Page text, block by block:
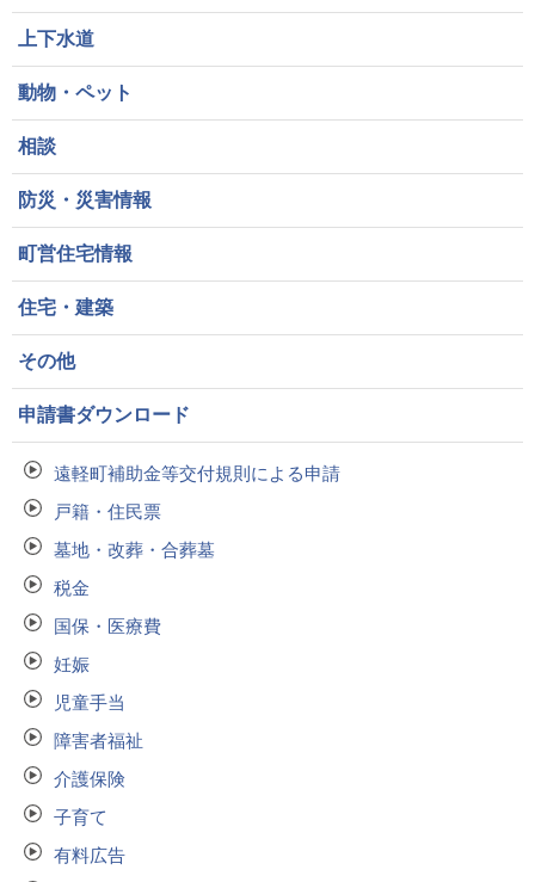
上下水道
動物・ペット
相談
防災・災害情報
町営住宅情報
住宅・建築
その他
申請書ダウンロード
遠軽町補助金等交付規則による申請
戸籍・住民票
墓地・改葬・合葬墓
税金
国保・医療費
妊娠
児童手当
障害者福祉
介護保険
子育て
有料広告